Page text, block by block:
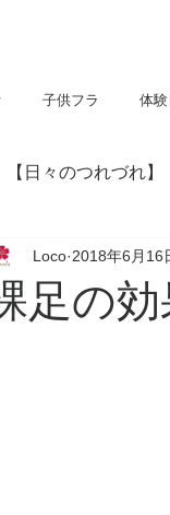
子供フラ 体
【日々のつれづれ】
】 【poem
足の
Loco 2018年6月16